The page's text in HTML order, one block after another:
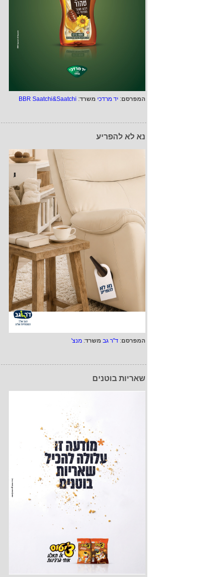
המפרסם: יד מרדכי משרד:
BBR Saatchi&Saatchi
נא לא להפריע
המפרסם: ד"ר גב משרד: מנצ'
שאריות בוטנים